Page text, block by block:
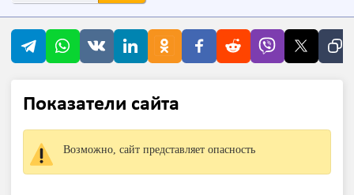
Показатели сайта
Возможно, сайт представляет опасность